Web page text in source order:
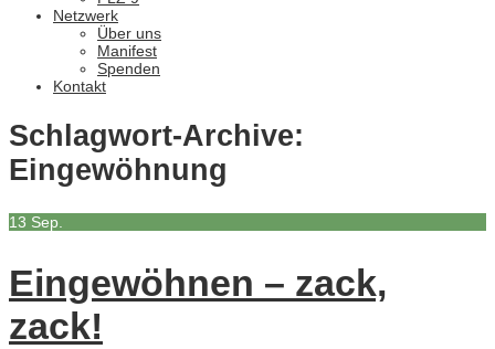
Netzwerk
Über uns
Manifest
Spenden
Kontakt
Schlagwort-Archive:
Eingewöhnung
13 Sep.
Eingewöhnen – zack,
zack!